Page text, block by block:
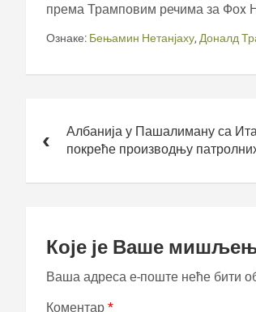
према Трамповим речима за Фоx
Ознаке: Бењамин Нетанјаху, Доналд
чланкаАлбанија у Пашалиману са
покреће производњу
Које је Ваше
Ваша адреса е-поште неће бити
Коментар *